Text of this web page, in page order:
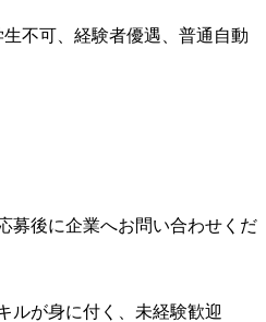
不可、経験者優遇、普通自動
募後に企業へお問い合わせくだ
ルが身に付く、未経験歓迎